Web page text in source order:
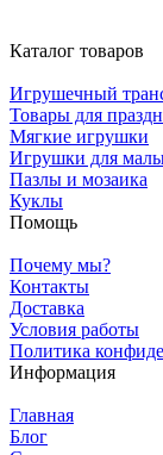
Каталог товаров
Игрушечный
Товары для
Мягкие игрушки
Игрушки для
Пазлы и мозаика
Куклы
Помощь
Почему мы?
Контакты
Доставка
Условия работы
Политика
Информация
Главная
Блог